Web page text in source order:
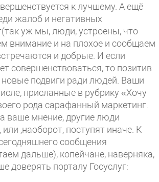
к лучшему. А ещё
жалоб и негативных
уж мы, люди, устроены, что
внимание и на плохое и сообщаем
и добрые. И если
совершенствоваться, то позитив
новые подвиги ради людей. Ваши
присланные в рубрику «Хочу
рода сарафанный маркетинг.
ваше мнение, другие люди
,наоборот, поступят иначе. К
сообщения
дальше), копейчане, наверняка,
доверять порталу Госуслуг: